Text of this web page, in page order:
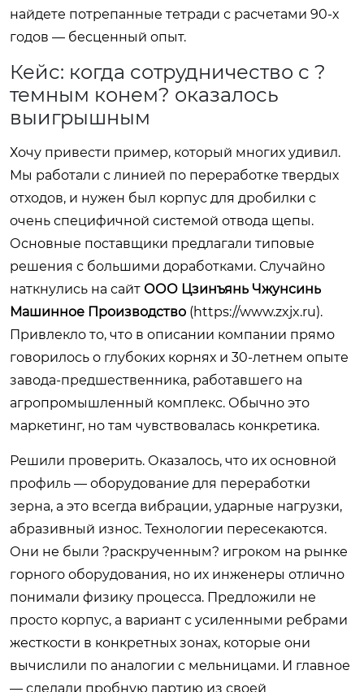
найдете потрепанные тетради с расчетами 90-х
годов — бесценный опыт.
Кейс: когда сотрудничество с ?
темным конем? оказалось
выигрышным
Хочу привести пример, который многих удивил.
Мы работали с линией по переработке твердых
отходов, и нужен был корпус для дробилки с
очень специфичной системой отвода щепы.
Основные поставщики предлагали типовые
решения с большими доработками. Случайно
наткнулись на сайт ООО Цзинъянь Чжунсинь
Машинное Производство (https://www.zxjx.ru).
Привлекло то, что в описании компании прямо
говорилось о глубоких корнях и 30-летнем опыте
завода-предшественника, работавшего на
агропромышленный комплекс. Обычно это
маркетинг, но там чувствовалась конкретика.
Решили проверить. Оказалось, что их основной
профиль — оборудование для переработки
зерна, а это всегда вибрации, ударные нагрузки,
абразивный износ. Технологии пересекаются.
Они не были ?раскрученным? игроком на рынке
горного оборудования, но их инженеры отлично
понимали физику процесса. Предложили не
просто корпус, а вариант с усиленными ребрами
жесткости в конкретных зонах, которые они
вычислили по аналогии с мельницами. И главное
— сделали пробную партию из своей